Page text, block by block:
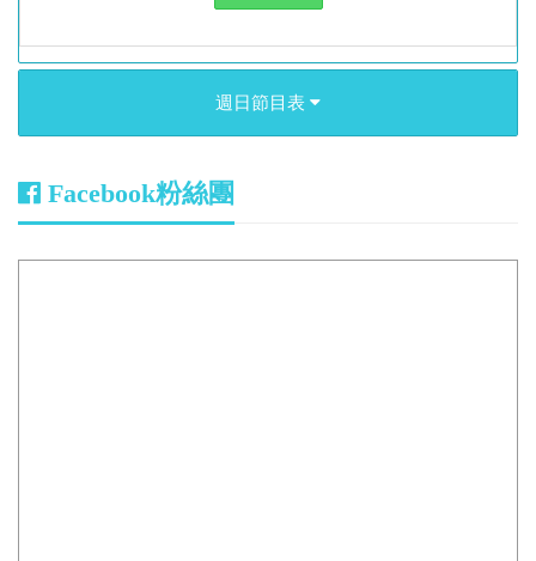
週日節目表
Facebook粉絲團